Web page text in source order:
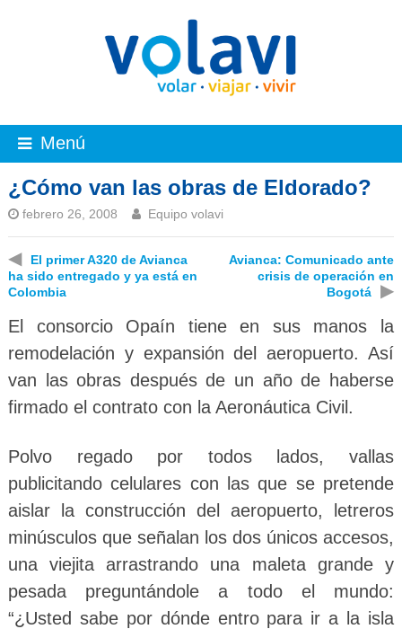
Menú
¿Cómo van las obras de Eldorado?
febrero 26, 2008 Equipo volavi
◀
El primer A320 de Avianca
ha sido entregado y ya está en
Colombia
Avianca: Comunicado ante
crisis de operación en
Bogotá
▶
El consorcio Opaín tiene en sus manos la
remodelación y expansión del aeropuerto. Así
van las obras después de un año de haberse
firmado el contrato con la Aeronáutica Civil.
Polvo regado por todos lados, vallas
publicitando celulares con las que se pretende
aislar la construcción del aeropuerto, letreros
minúsculos que señalan los dos únicos accesos,
una viejita arrastrando una maleta grande y
pesada preguntándole a todo el mundo:
“¿Usted sabe por dónde entro para ir a la isla